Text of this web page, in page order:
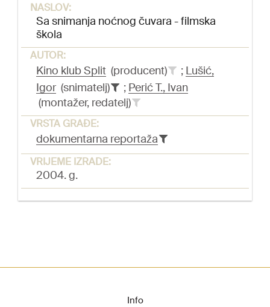
NASLOV:
Sa snimanja noćnog čuvara - filmska
škola
AUTOR:
Kino klub Split (producent) ; Lušić,
Igor (snimatelj) ; Perić T., Ivan
(montažer, redatelj)
VRSTA GRAĐE:
dokumentarna reportaža
VRIJEME IZRADE:
2004. g.
Info